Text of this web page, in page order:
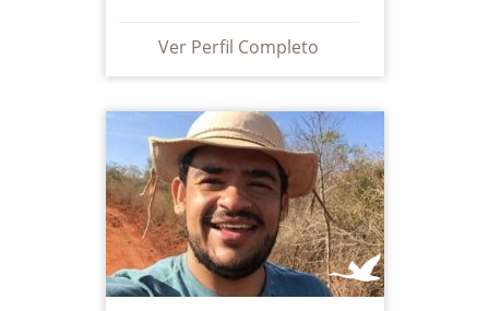
Ver Perfil Completo